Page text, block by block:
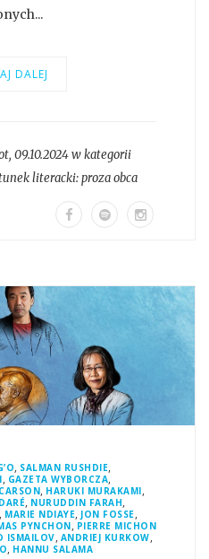
DALEJ
, 09.10.2024 w kategorii
literacki:proza obca
, SALMAN RUSHDIE,
, GAZETA WYBORCZA,
, HARUKI MURAKAMI,
, NURUDDIN FARAH,
, MARIE NDIAYE, JON FOSSE,
PYNCHON, PIERRE MICHON
ISMAILOV, ANDRIEJ KURKOW,
, HANNU SALAMA